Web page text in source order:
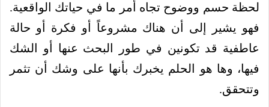
لحظة حسم ووضوح تجاه أمر ما في حياتك الواقعية.
فهو يشير إلى أن هناك مشروعاً أو فكرة أو حالة
عاطفية قد تكونين في طور البحث عنها أو الشك
فيها، وها هو الحلم يخبرك بأنها على وشك أن تثمر
وتتحقق.